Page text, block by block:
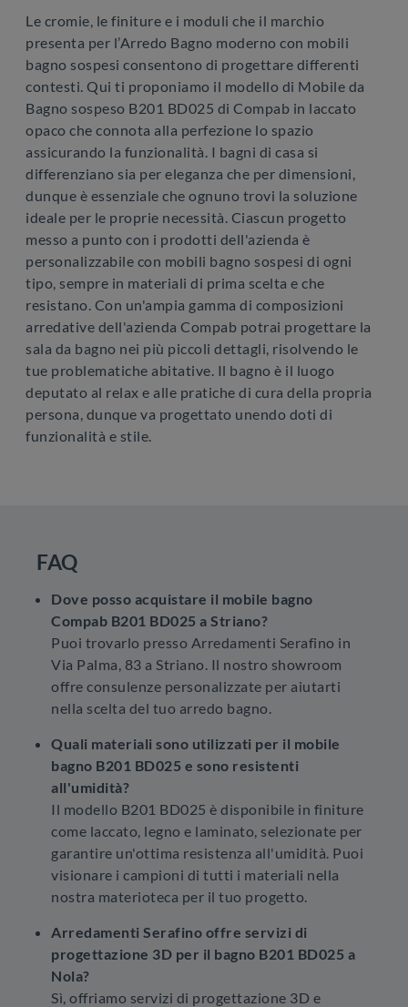
Le cromie, le finiture e i moduli che il marchio
presenta per l’Arredo Bagno moderno con mobili
bagno sospesi consentono di progettare differenti
contesti. Qui ti proponiamo il modello di Mobile da
Bagno sospeso B201 BD025 di Compab in laccato
opaco che connota alla perfezione lo spazio
assicurando la funzionalità. I bagni di casa si
differenziano sia per eleganza che per dimensioni,
dunque è essenziale che ognuno trovi la soluzione
ideale per le proprie necessità. Ciascun progetto
messo a punto con i prodotti dell'azienda è
personalizzabile con mobili bagno sospesi di ogni
tipo, sempre in materiali di prima scelta e che
resistano. Con un'ampia gamma di composizioni
arredative dell'azienda Compab potrai progettare la
sala da bagno nei più piccoli dettagli, risolvendo le
tue problematiche abitative. Il bagno è il luogo
deputato al relax e alle pratiche di cura della propria
persona, dunque va progettato unendo doti di
funzionalità e stile.
FAQ
Dove posso acquistare il mobile bagno
Compab B201 BD025 a Striano?
Puoi trovarlo presso Arredamenti Serafino in
Via Palma, 83 a Striano. Il nostro showroom
offre consulenze personalizzate per aiutarti
nella scelta del tuo arredo bagno.
Quali materiali sono utilizzati per il mobile
bagno B201 BD025 e sono resistenti
all'umidità?
Il modello B201 BD025 è disponibile in finiture
come laccato, legno e laminato, selezionate per
garantire un'ottima resistenza all'umidità. Puoi
visionare i campioni di tutti i materiali nella
nostra materioteca per il tuo progetto.
Arredamenti Serafino offre servizi di
progettazione 3D per il bagno B201 BD025 a
Nola?
Sì, offriamo servizi di progettazione 3D e